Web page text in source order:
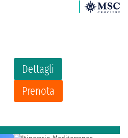
Dettagli
Prenota